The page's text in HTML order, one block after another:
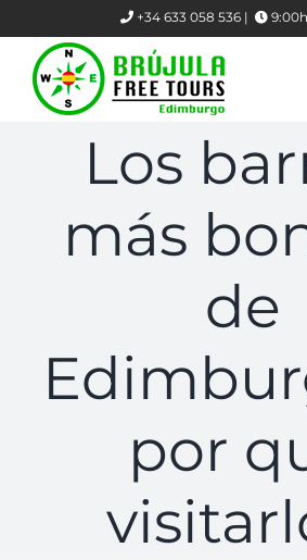
to
content
+34 633 058 536 |
Los
más
de
por